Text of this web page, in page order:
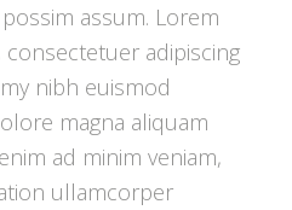
assum. Lorem
adipiscing
nibh euismod
magna aliquam
ad minim veniam,
ullamcorper